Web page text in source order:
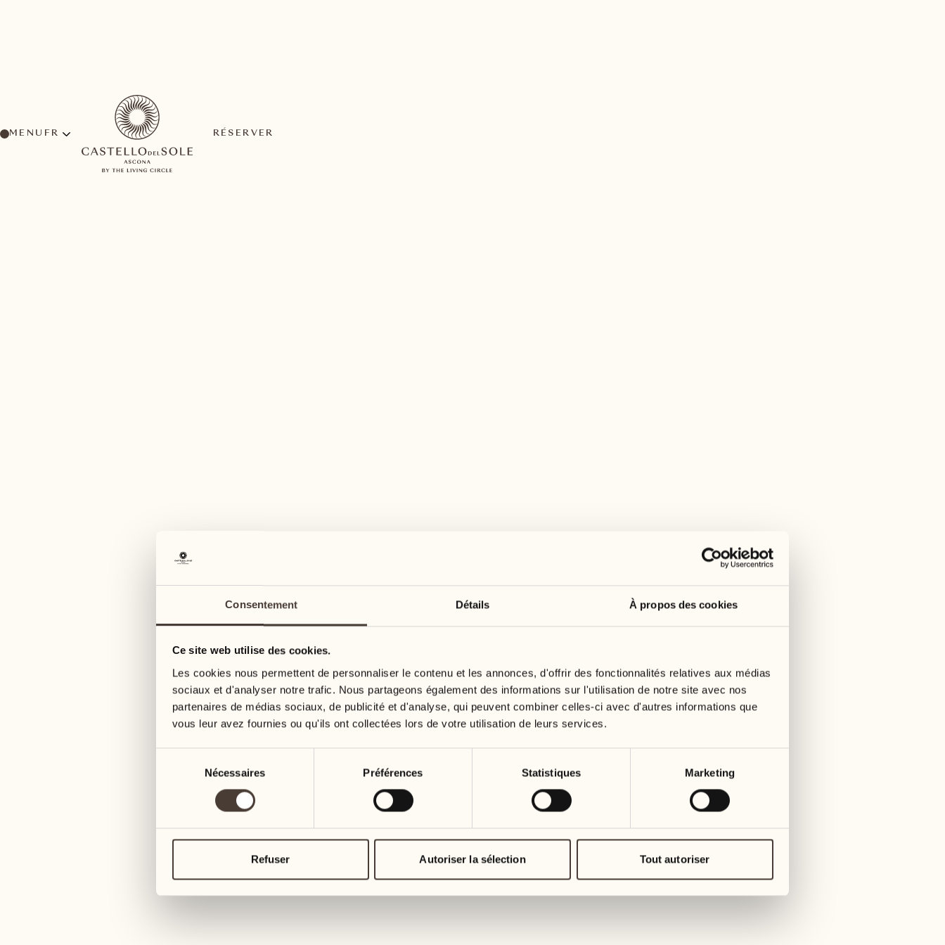
Consentement Détails À propos des cookies
Ce site web utilise des cookies.
Les cookies nous permettent de personnaliser le contenu et les annonces, d'offrir des fonctionnalités relatives aux médias
sociaux et d'analyser notre trafic. Nous partageons également des informations sur l'utilisation de notre site avec nos
partenaires de médias sociaux, de publicité et d'analyse, qui peuvent combiner celles-ci avec d'autres informations que
vous leur avez fournies ou qu'ils ont collectées lors de votre utilisation de leurs services.
consentement
Nécessaires Préférences Statistiques Marketing
Refuser Autoriser la sélection Tout autoriser
MENU RÉSERVER